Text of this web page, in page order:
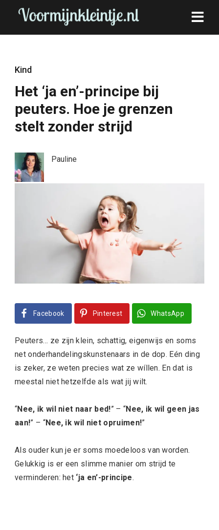
Kind
Het ‘ja en’-principe bij
peuters. Hoe je grenzen
stelt zonder strijd
Pauline
Facebook Pinterest WhatsApp
Peuters… ze zijn klein, schattig, eigenwijs en soms
net onderhandelingskunstenaars in de dop. Eén ding
is zeker, ze weten precies wat ze wíllen. En dat is
meestal niet hetzelfde als wat jij wilt.
“Nee, ik wil niet naar bed!” – “Nee, ik wil geen jas
aan!” – “Nee, ik wil niet opruimen!”
Als ouder kun je er soms moedeloos van worden.
Gelukkig is er een slimme manier om strijd te
verminderen: het ‘ja en’-principe.